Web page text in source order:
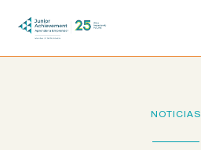
NOTICIAS